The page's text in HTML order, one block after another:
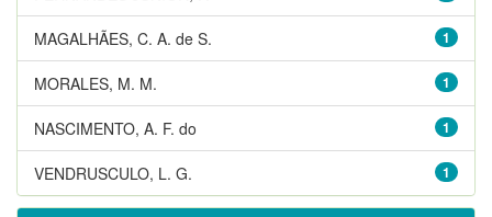
1
MAGALHÃES, C. A. de S.
1
MORALES, M. M.
1
NASCIMENTO, A. F. do
1
VENDRUSCULO, L. G.